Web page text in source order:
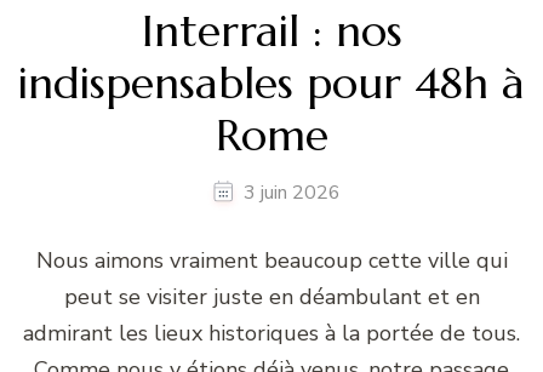
Interrail : nos
indispensables pour 48h à
Rome
3 juin 2026
Nous aimons vraiment beaucoup cette ville qui
peut se visiter juste en déambulant et en
admirant les lieux historiques à la portée de tous.